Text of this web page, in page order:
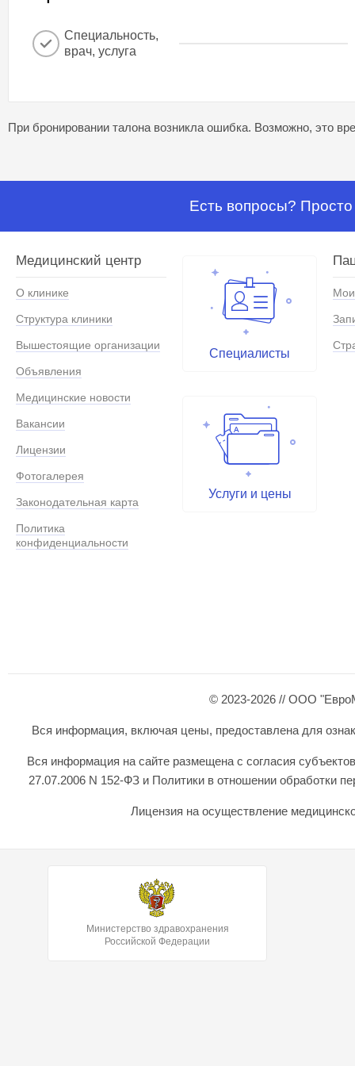
Специальность,
врач, услуга
При бронировании талона возникла ошибка. Возможно, это
Есть вопросы?
Медицинский центр
О клинике
Структура клиники
Вышестоящие организации
Объявления
Медицинские новости
Вакансии
Лицензии
Фотогалерея
Законодательная карта
Политика
конфиденциальности
Специалисты
Услуги и цены
© 2023-2026 // ООО
Вся информация, включая цены, предоставлена для
Вся информация на сайте размещена с согласия
27.07.2006 N 152-ФЗ и Политики в отношении обработки
Лицензия на осуществление
Министерство здравохранения
Российской Федерации